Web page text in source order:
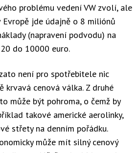
problému vedení VW zvolí, ale
Evropě jde údajně o 8 miliónů
(napravení podvodu) na
do 10000 euro.
není pro spotřebitele nic
krvavá cenová válka. Z druhé
může být pohroma, o čemž by
takové americké aerolinky,
střety na denním pořádku.
může mít silný cenový